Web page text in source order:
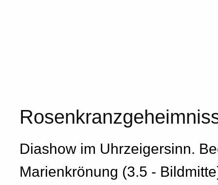
Diashow im Uhrzeigersinn.
Marienkrönung (3.5 -